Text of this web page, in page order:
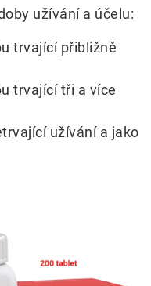
užívání a účelu:
trvající přibližně
trvající tři a více
užívání a jako